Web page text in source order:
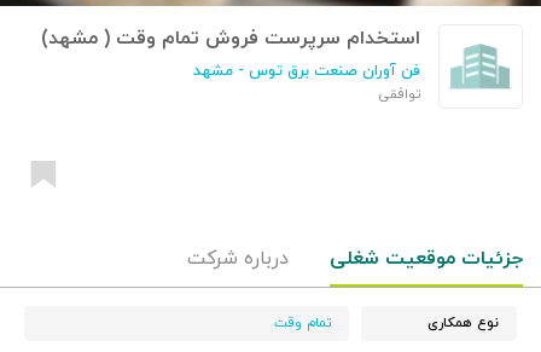
استخدام سرپرست فروش تمام وقت ( مشهد)
فن آوران صنعت برق توس - مشهد
توافقی
جزئیات موقعیت شغلی درباره شرکت
نوع همکاری تمام وقت